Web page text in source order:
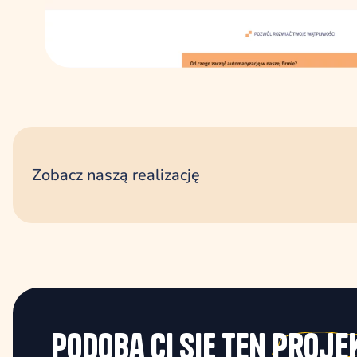
Zobacz naszą realizację
Podoba Ci się ten